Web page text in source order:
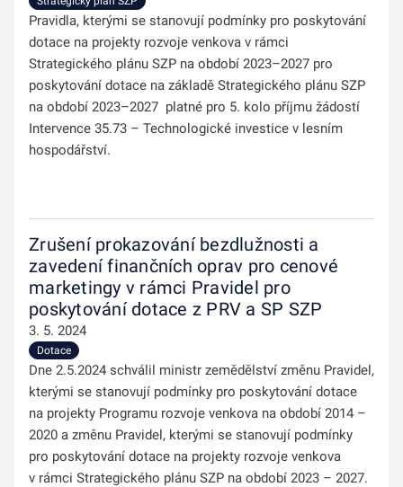
Pravidla, kterými se stanovují podmínky pro poskytování
dotace na projekty rozvoje venkova v rámci
Strategického plánu SZP na období 2023–2027 pro
poskytování dotace na základě Strategického plánu SZP
na období 2023–2027 platné pro 5. kolo příjmu žádostí
Intervence 35.73 – Technologické investice v lesním
hospodářství.
Zrušení prokazování bezdlužnosti a
zavedení finančních oprav pro cenové
marketingy v rámci Pravidel pro
poskytování dotace z PRV a SP SZP
3. 5. 2024
Dotace
Dne 2.5.2024 schválil ministr zemědělství změnu Pravidel,
kterými se stanovují podmínky pro poskytování dotace
na projekty Programu rozvoje venkova na období 2014 –
2020 a změnu Pravidel, kterými se stanovují podmínky
pro poskytování dotace na projekty rozvoje venkova
v rámci Strategického plánu SZP na období 2023 – 2027.